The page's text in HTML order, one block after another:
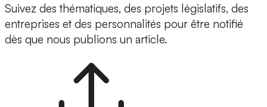
Suivez des thématiques, des projets législatifs, des
entreprises et des personnalités pour être notifié
dès que nous publions un article.